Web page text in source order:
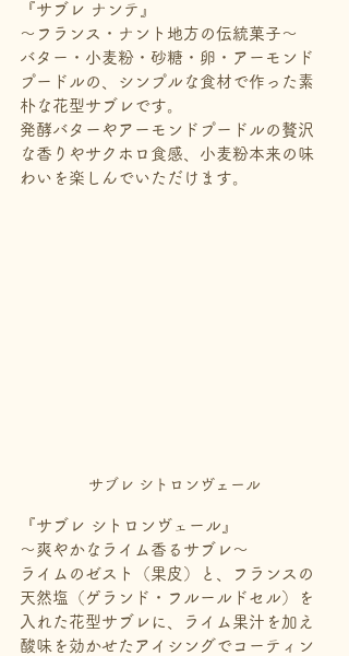
『サブレ ナンテ』
～フランス・ナント地方の伝統菓子～
バター・小麦粉・砂糖・卵・アーモンド
プードルの、シンプルな食材で作った素
朴な花型サブレです。
発酵バターやアーモンドプードルの贅沢
な香りやサクホロ食感、小麦粉本来の味
わいを楽しんでいただけます。
サブレ シトロンヴェール
『サブレ シトロンヴェール』
～爽やかなライム香るサブレ～
ライムのゼスト（果皮）と、フランスの
天然塩（ゲランド・フルールドセル）を
入れた花型サブレに、ライム果汁を加え
酸味を効かせたアイシングでコーティン